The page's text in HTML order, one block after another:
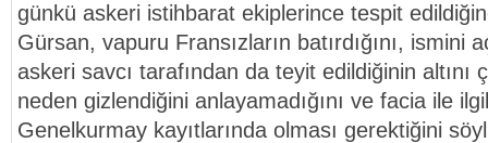
günkü askeri istihbarat ekiplerince tespit
Gürsan, vapuru Fransızların batırdığını, ismini
askeri savcı tarafından da teyit edildiğinin altını
neden gizlendiğini anlayamadığını ve facia ile
Genelkurmay kayıtlarında olması gerektiğini